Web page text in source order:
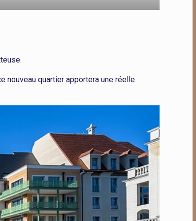
nouveau quartier apportera une réelle